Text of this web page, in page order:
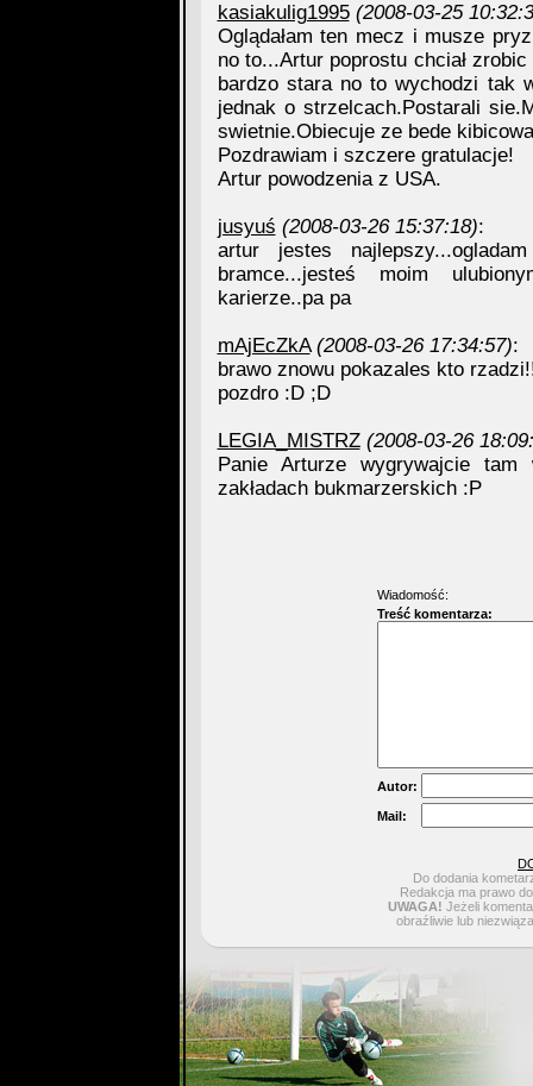
kasiakulig1995 (2008-03-25
Oglądałam ten mecz i musze
no to...Artur poprostu chciał
bardzo stara no to wychodzi tak
jednak o strzelcach.Postarali
swietnie.Obiecuje ze bede
Pozdrawiam i szczere gratulacje!
Artur powodzenia z USA.
jusyuś (2008-03-26 15:37:18):
artur jestes
bramce...jesteś moim
karierze..pa pa
mAjEcZkA (2008-03-26 17:34:57):
brawo znowu pokazales kto
pozdro :D ;D
LEGIA_MISTRZ (2008-03-26
Panie Arturze wygrywajcie
zakładach bukmarzerskich :P
Wiadomość:
Treść komentarza:
Autor:
Mail:
Do dodania
Redakcja ma prawo
UWAGA! Jeżeli
obraźliwie lub